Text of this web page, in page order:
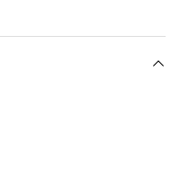
garantiert. Die
fördern die
das Risiko von
sind